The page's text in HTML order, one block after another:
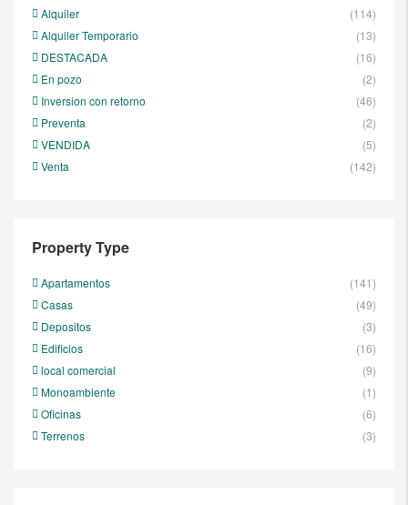
Alquiler
(114)
Alquiler Temporario
(13)
DESTACADA
(16)
En pozo
(2)
Inversion con retorno
(46)
Preventa
(2)
VENDIDA
(5)
Venta
(142)
Property Type
Apartamentos
(141)
Casas
(49)
Depositos
(3)
Edificios
(16)
local comercial
(9)
Monoambiente
(1)
Oficinas
(6)
Terrenos
(3)